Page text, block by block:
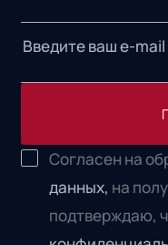
Согласен на
данных, на
подтверждаю,